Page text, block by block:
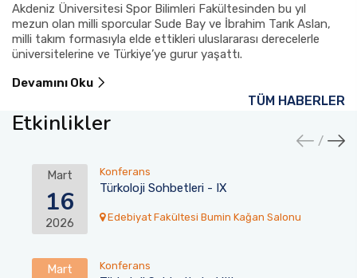
Akdeniz Üniversitesi Spor Bilimleri Fakültesinden bu yıl
mezun olan milli sporcular Sude Bay ve İbrahim Tarık Aslan,
milli takım formasıyla elde ettikleri uluslararası derecelerle
üniversitelerine ve Türkiye’ye gurur yaşattı.
Devamını Oku
TÜM HABERLER
Etkinlikler
Mart
16
2026
Konferans
Türkoloji Sohbetleri - IX
Edebiyat Fakültesi Bumin Kağan Salonu
Mart Konferans